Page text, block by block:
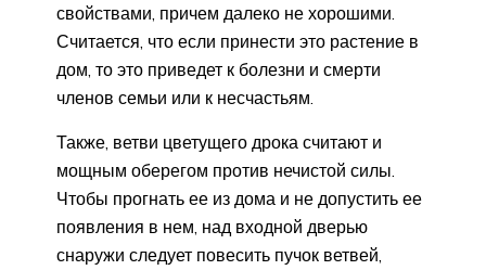
свойствами, причем далеко не хорошими.
Считается, что если принести это растение в
дом, то это приведет к болезни и смерти
членов семьи или к несчастьям.
Также, ветви цветущего дрока считают и
мощным оберегом против нечистой силы.
Чтобы прогнать ее из дома и не допустить ее
появления в нем, над входной дверью
снаружи следует повесить пучок ветвей,